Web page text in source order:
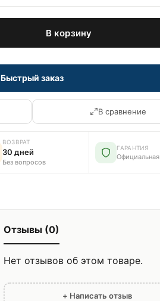
В корзину
Быстрый заказ
В сравнение
ВОЗВРАТ
30 дней
Без вопросов
ГАРАНТИЯ
Официальная
Отзывы (0)
Нет отзывов об этом товаре.
+ Написать отзыв